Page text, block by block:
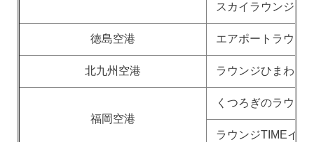
スカイラウンジ
徳島空港 エアポートラウン
北九州空港 ラウンジひまわり
福岡空港
くつろぎのラウン
ラウンジTIMEイン